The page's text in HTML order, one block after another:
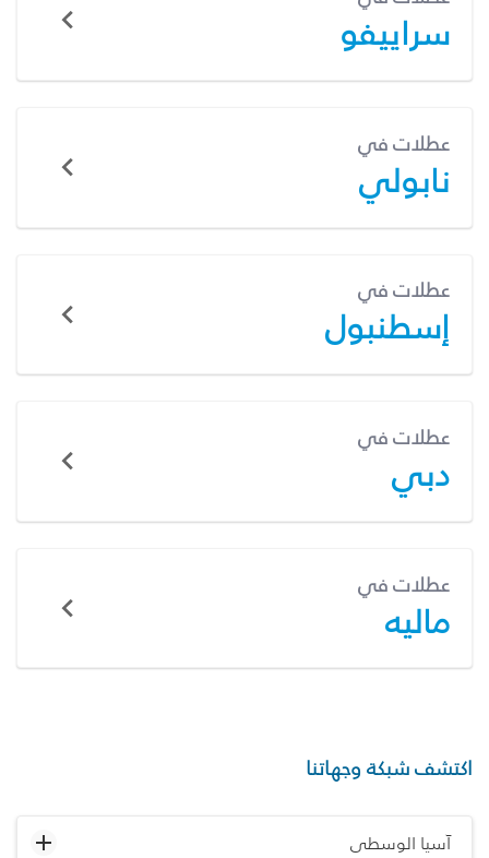
سراييفو
عطلات في
نابولي
عطلات في
إسطنبول
عطلات في
دبي
عطلات في
ماليه
اكتشف شبكة وجهاتنا
آسيا الوسطى